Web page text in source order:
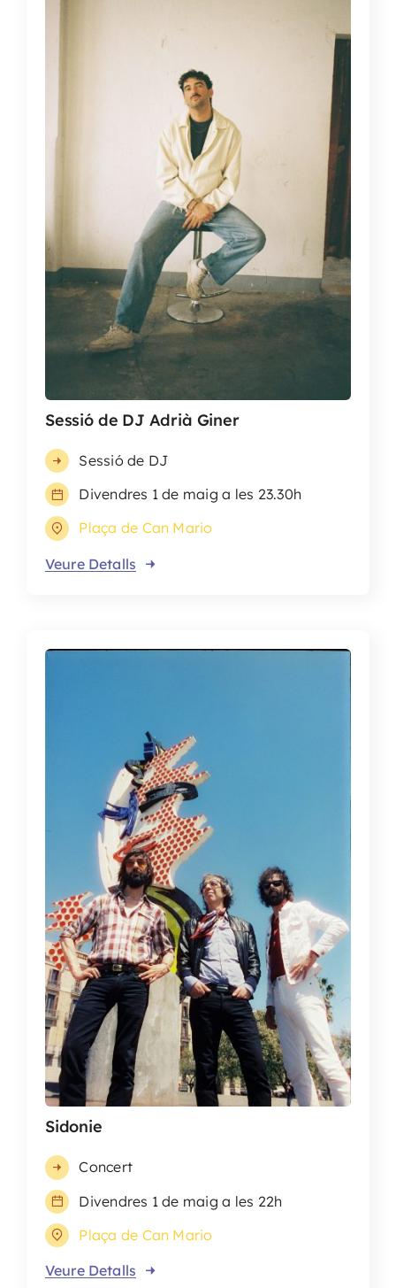
Sessió de DJ Adrià Giner
Sessió de DJ
Divendres 1 de maig a les 23.30h
Plaça de Can Mario
Veure Detalls
Sidonie
Concert
Divendres 1 de maig a les 22h
Plaça de Can Mario
Veure Detalls